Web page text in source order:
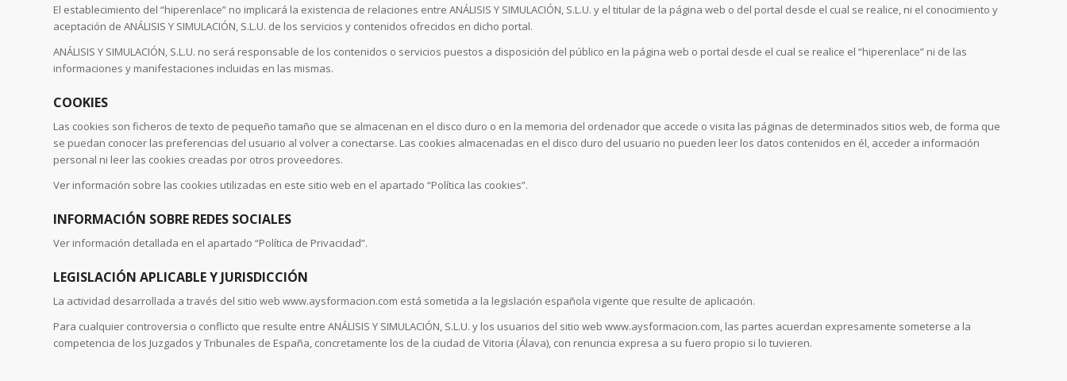
El establecimiento del “hiperenlace” no implicará la existencia de relaciones entre ANÁLISIS Y SIMULACIÓN, S.L.U. y el titular de la página web o del portal desde el cual se realice, ni el conocimiento y
aceptación de ANÁLISIS Y SIMULACIÓN, S.L.U. de los servicios y contenidos ofrecidos en dicho portal.
ANÁLISIS Y SIMULACIÓN, S.L.U. no será responsable de los contenidos o servicios puestos a disposición del público en la página web o portal desde el cual se realice el “hiperenlace” ni de las
informaciones y manifestaciones incluidas en las mismas.
COOKIES
Las cookies son ficheros de texto de pequeño tamaño que se almacenan en el disco duro o en la memoria del ordenador que accede o visita las páginas de determinados sitios web, de forma que
se puedan conocer las preferencias del usuario al volver a conectarse. Las cookies almacenadas en el disco duro del usuario no pueden leer los datos contenidos en él, acceder a información
personal ni leer las cookies creadas por otros proveedores.
Ver información sobre las cookies utilizadas en este sitio web en el apartado “Política las cookies”.
INFORMACIÓN SOBRE REDES SOCIALES
Ver información detallada en el apartado “Política de Privacidad”.
LEGISLACIÓN APLICABLE Y JURISDICCIÓN
La actividad desarrollada a través del sitio web www.aysformacion.com está sometida a la legislación española vigente que resulte de aplicación.
Para cualquier controversia o conflicto que resulte entre ANÁLISIS Y SIMULACIÓN, S.L.U. y los usuarios del sitio web www.aysformacion.com, las partes acuerdan expresamente someterse a la
competencia de los Juzgados y Tribunales de España, concretamente los de la ciudad de Vitoria (Álava), con renuncia expresa a su fuero propio si lo tuvieren.